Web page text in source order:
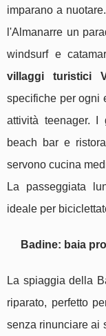
imparano a
l'Almanarre un
windsurf e
villaggi turistici
specifiche per ogni
attività teenager. I
beach bar e
servono cucina
La passeggiata
ideale per
Badine: baia
La spiaggia della
riparato, perfetto
senza rinunciare ai